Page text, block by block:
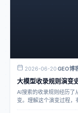
2026-06-20·GEO博
大模型收录规则演变
AI搜索的收录规则经历了
变。理解这个演变过程，